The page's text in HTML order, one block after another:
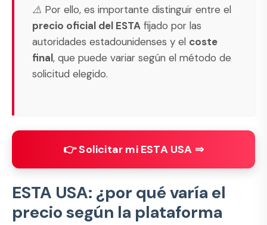
⚠️ Por ello, es importante distinguir entre el
precio oficial del ESTA fijado por las
autoridades estadounidenses y el coste
final, que puede variar según el método de
solicitud elegido.
👉 Solicitar mi ESTA USA ⇒
ESTA USA: ¿por qué varía el
precio según la plataforma